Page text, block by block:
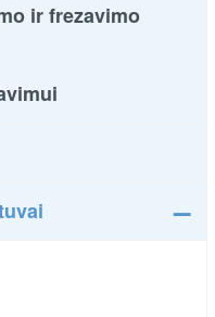
ir frezavimo